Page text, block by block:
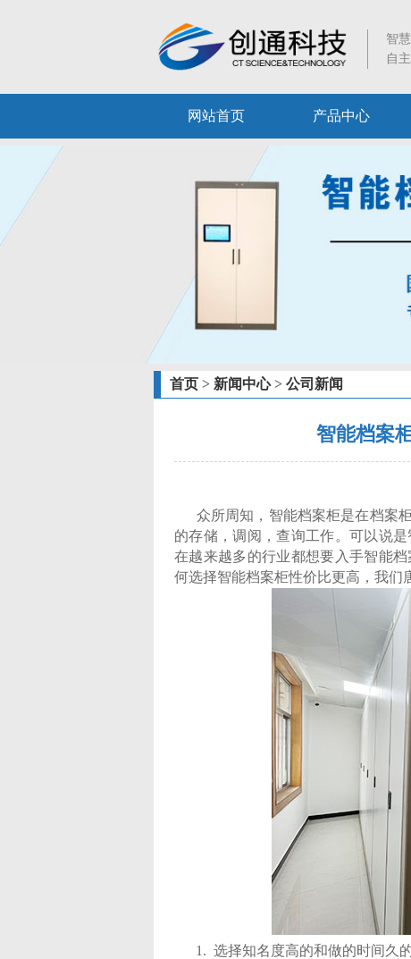
智
自
网站首页 产品中心
首页 > 新闻中心> 公司新闻
智能档案
众所周知，智能档案柜是在档案柜
的存储，调阅，查询工作。可以说
在越来越多的行业都想要入手智能
何选择智能档案柜性价比更高 ，我们
1. 选择知名度高的和做的时间久